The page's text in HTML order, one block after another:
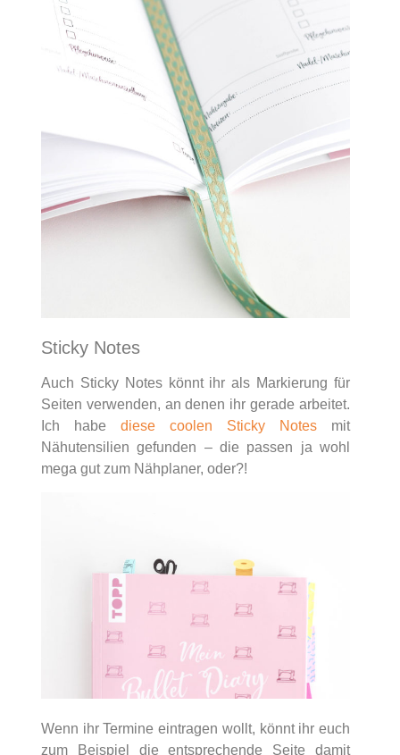
Sticky Notes
Auch Sticky Notes könnt ihr als Markierung für
Seiten verwenden, an denen ihr gerade arbeitet.
Ich habe diese coolen Sticky Notes mit
Nähutensilien gefunden – die passen ja wohl
mega gut zum Nähplaner, oder?!
Wenn ihr Termine eintragen wollt, könnt ihr euch
zum Beispiel die entsprechende Seite damit